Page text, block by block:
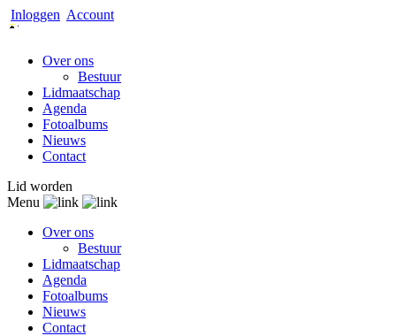
Inloggen Account
Over ons
Bestuur
Lidmaatschap
Agenda
Fotoalbums
Nieuws
Contact
Lid worden
Menu
Over ons
Bestuur
Lidmaatschap
Agenda
Fotoalbums
Nieuws
Contact